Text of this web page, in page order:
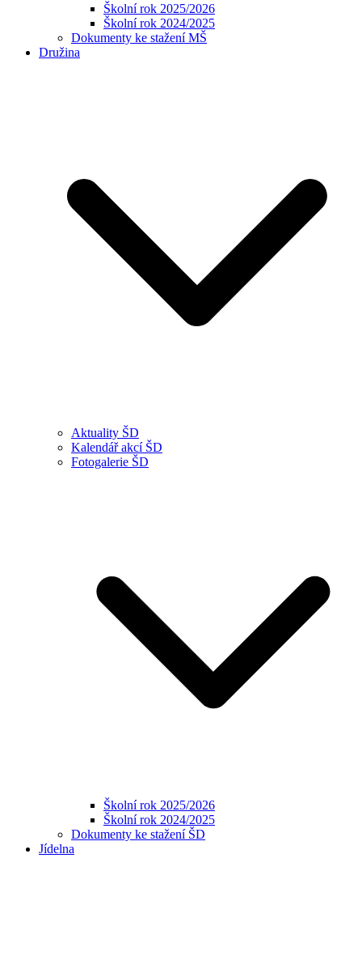
Školní rok 2025/2026
Školní rok 2024/2025
Dokumenty ke stažení MŠ
Družina
Aktuality ŠD
Kalendář akcí ŠD
Fotogalerie ŠD
Školní rok 2025/2026
Školní rok 2024/2025
Dokumenty ke stažení ŠD
Jídelna